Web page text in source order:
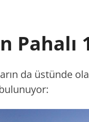
Pahalı
da üstünde